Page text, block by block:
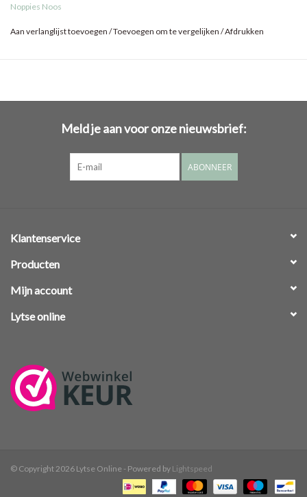
Noppies Noos
Aan verlanglijst toevoegen /Toevoegen om te vergelijken /Afdrukken
Meld je aan voor onze nieuwsbrief:
ABONNEER
Klantenservice
Producten
Mijn account
Lytse online
© Copyright 2026 Lytse Online - Powered by Lightspeed